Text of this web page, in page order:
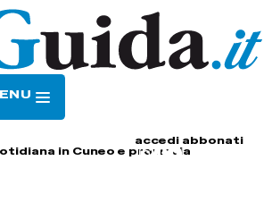
accedi abbonati
in Cuneo e provincia